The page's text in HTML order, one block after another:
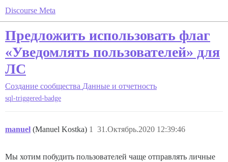
Discourse Meta
Предложить использовать флаг
«Уведомлять пользователей» для
ЛС
Создание сообщества Данные и отчетность
sql-triggered-badge
manuel (Manuel Kostka) 31.Октябрь.2020 12:39:46
1
Мы хотим побудить пользователей чаще отправлять личные